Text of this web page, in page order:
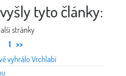
tyto články:
stránky
1 >>
vyhrálo Vrchlabí